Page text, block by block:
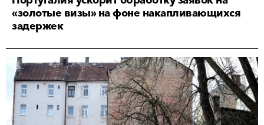
«золотые визы» на фоне накапливающихся
задержек